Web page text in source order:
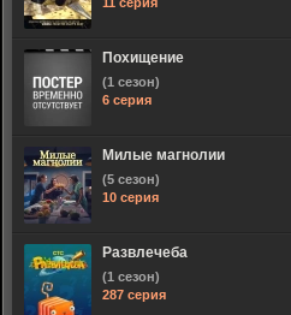
Похищение
(1 сезон)
6 серия
Милые магнолии
(5 сезон)
10 серия
Развлечеба
(1 сезон)
287 серия